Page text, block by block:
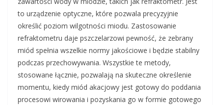
to urządzenie optyczne, które pozwala precyzyjnie
określić poziom wilgotności miodu. Zastosowanie
refraktometru daje pszczelarzowi pewność, że zebrany
miód spełnia wszelkie normy jakościowe i będzie stabilny
podczas przechowywania. Wszystkie te metody,
stosowane łącznie, pozwalają na skuteczne określenie
momentu, kiedy miód akacjowy jest gotowy do poddania
procesowi wirowania i pozyskania go w formie gotowego